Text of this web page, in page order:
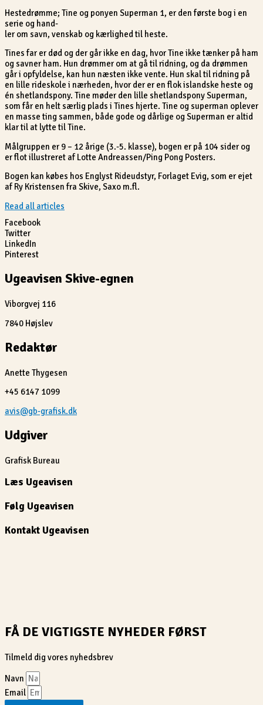
Hestedrømme; Tine og ponyen Superman 1, er den første bog i en
serie og hand-
ler om savn, venskab og kærlighed til heste.
Tines far er død og der går ikke en dag, hvor Tine ikke tænker på ham
og savner ham. Hun drømmer om at gå til ridning, og da drømmen
går i opfyldelse, kan hun næsten ikke vente. Hun skal til ridning på
en lille rideskole i nærheden, hvor der er en flok islandske heste og
én shetlandspony. Tine møder den lille shetlandspony Superman,
som får en helt særlig plads i Tines hjerte. Tine og superman oplever
en masse ting sammen, både gode og dårlige og Superman er altid
klar til at lytte til Tine.
Målgruppen er 9 – 12 årige (3.-5. klasse), bogen er på 104 sider og
er flot illustreret af Lotte Andreassen/Ping Pong Posters.
Bogen kan købes hos Englyst Rideudstyr, Forlaget Evig, som er ejet
af Ry Kristensen fra Skive, Saxo m.fl.
Read all articles
Facebook
Twitter
LinkedIn
Pinterest
Ugeavisen Skive-egnen
Viborgvej 116
7840 Højslev
Redaktør
Anette Thygesen
+45 6147 1099
avis@gb-grafisk.dk
Udgiver
Grafisk Bureau
Læs Ugeavisen
Følg Ugeavisen
Kontakt Ugeavisen
FÅ DE VIGTIGSTE NYHEDER FØRST
Tilmeld dig vores nyhedsbrev
Navn
Email